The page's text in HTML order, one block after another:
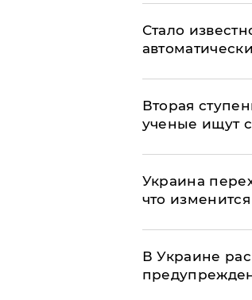
Стало
Вторая
ученые ищут
Украина
что
В Украине